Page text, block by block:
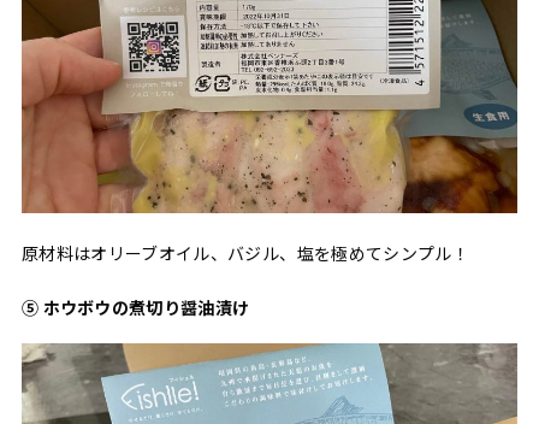
原材料はオリーブオイル、バジル、塩を極めてシンプル！
⑤ ホウボウの煮切り醤油漬け